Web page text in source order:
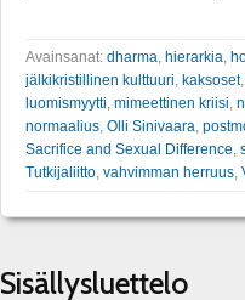
Avainsanat: dharma, hierarkia,
jälkikristillinen kulttuuri, kaksoset,
luomismyytti, mimeettinen kriisi,
normaalius, Olli Sinivaara,
Sacrifice and Sexual Difference,
Tutkijaliitto, vahvimman herruus,
Sisällysluettelo